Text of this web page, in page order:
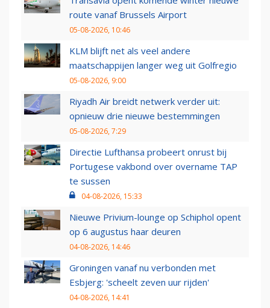
route vanaf Brussels Airport
05-08-2026, 10:46
KLM blijft net als veel andere
maatschappijen langer weg uit Golfregio
05-08-2026, 9:00
Riyadh Air breidt netwerk verder uit:
opnieuw drie nieuwe bestemmingen
05-08-2026, 7:29
Directie Lufthansa probeert onrust bij
Portugese vakbond over overname TAP
te sussen
04-08-2026, 15:33
Nieuwe Privium-lounge op Schiphol opent
op 6 augustus haar deuren
04-08-2026, 14:46
Groningen vanaf nu verbonden met
Esbjerg: 'scheelt zeven uur rijden'
04-08-2026, 14:41